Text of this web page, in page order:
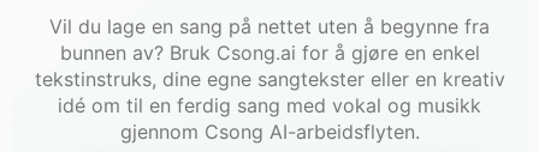
Vil du lage en sang på nettet uten å begynne fra
bunnen av? Bruk Csong.ai for å gjøre en enkel
tekstinstruks, dine egne sangtekster eller en kreativ
idé om til en ferdig sang med vokal og musikk
gjennom Csong AI-arbeidsflyten.